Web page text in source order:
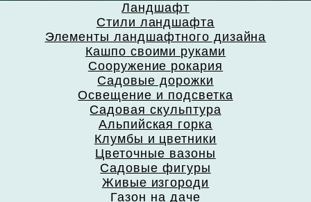
Ландшафт
Стили ландшафта
Элементы ландшафтного дизайна
Кашпо своими руками
Сооружение рокария
Садовые дорожки
Освещение и подсветка
Садовая скульптура
Альпийская горка
Клумбы и цветники
Цветочные вазоны
Садовые фигуры
Живые изгороди
Газон на даче